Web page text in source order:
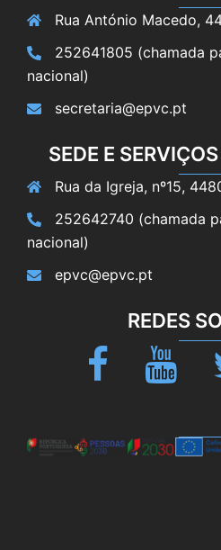
Rua António Macedo,
252641805 (chamada
nacional)
secretaria@epvc.pt
SEDE E
Rua da Igreja, nº15,
252642740 (chamada
nacional)
epvc@epvc.pt
REDES
Facebook